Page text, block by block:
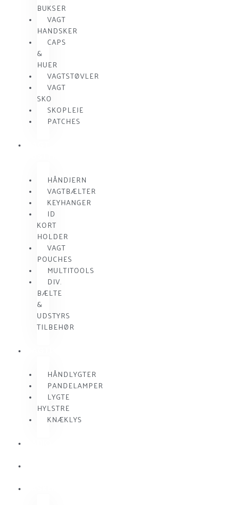
BUKSER
VAGT
HANDSKER
CAPS
&
HUER
VAGTSTØVLER
VAGT
SKO
SKOPLEJE
PATCHES
HÅNDJERN
VAGTBÆLTER
KEYHANGER
ID
KORT
HOLDER
VAGT
POUCHES
MULTITOOLS
DIV.
BÆLTE
&
UDSTYRS
TILBEHØR
HÅNDLYGTER
PANDELAMPER
LYGTE
HYLSTRE
KNÆKLYS